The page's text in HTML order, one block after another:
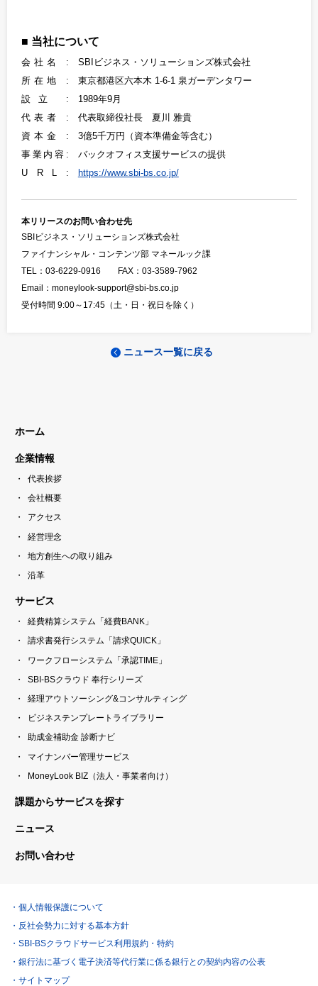
当社について
会社名 :
SBIビジネス・ソリューションズ株式会社
所在地 :
東京都港区六本木 1-6-1 泉ガーデンタワー
設立 :
1989年9月
代表者 :
代表取締役社長 夏川 雅貴
資本金 :
3億5千万円（資本準備金等含む）
事業内容:
バックオフィス支援サービスの提供
U R L :
https://www.sbi-bs.co.jp/
本リリースのお問い合わせ先
SBIビジネス・ソリューションズ株式会社
ファイナンシャル・コンテンツ部 マネールック課
TEL：03-6229-0916 FAX：03-3589-7962
Email：moneylook-support@sbi-bs.co.jp
受付時間 9:00～17:45（土・日・祝日を除く）
ニュース一覧に戻る
ホーム
企業情報
代表挨拶
会社概要
アクセス
経営理念
地方創生への取り組み
沿革
サービス
経費精算システム「経費BANK」
請求書発行システム「請求QUICK」
ワークフローシステム「承認TIME」
SBI-BSクラウド 奉行シリーズ
経理アウトソーシング&コンサルティング
ビジネステンプレートライブラリー
助成金補助金 診断ナビ
マイナンバー管理サービス
MoneyLook BIZ（法人・事業者向け）
課題からサービスを探す
ニュース
お問い合わせ
個人情報保護について
反社会勢力に対する基本方針
SBI-BSクラウドサービス利用規約・特約
銀行法に基づく電子決済等代行業に係る銀行との契約内容の公表
サイトマップ